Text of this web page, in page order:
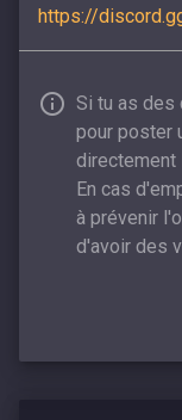
https://
Si tu as des
pour poster
directement
En cas
à prévenir
d'avoir des